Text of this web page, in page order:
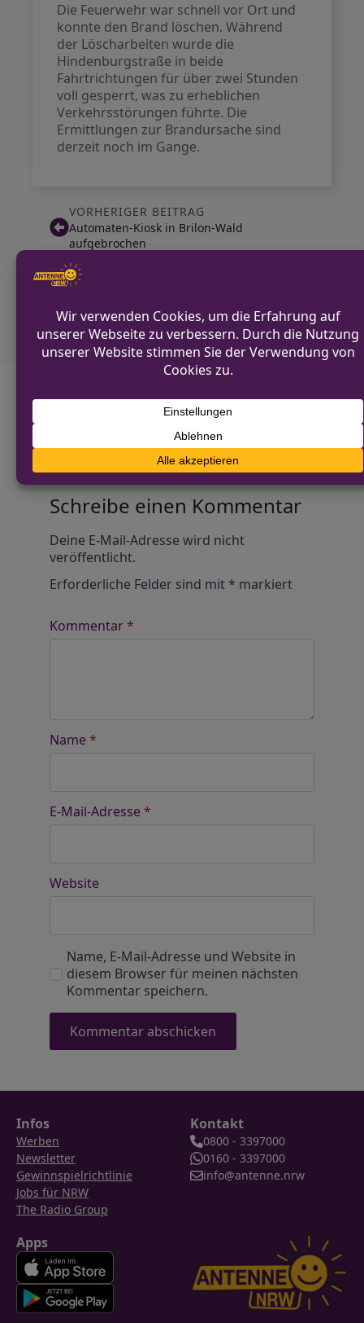
Die Feuerwehr war schnell vor Ort und
konnte den Brand löschen. Während
der Löscharbeiten wurde die
Hindenburgstraße in beide
Fahrtrichtungen für über zwei Stunden
voll gesperrt, was zu erheblichen
Verkehrsstörungen führte. Die
Ermittlungen zur Brandursache sind
derzeit noch im Gange.
VORHERIGER BEITRAG
Automaten-Kiosk in Brilon-Wald
aufgebrochen
Diskutiere mit!
Anonym und ganz ohne Anmeldezwang!
Alle Kommentare werden von unserer Redaktion im
Vorfeld geprüft.
Schreibe einen Kommentar
Deine E-Mail-Adresse wird nicht
veröffentlicht.
Erforderliche Felder sind mit * markiert
Kommentar*
Name *
E-Mail-Adresse *
Website
Name, E-Mail-Adresse und Website in
diesem Browser für meinen nächsten
Kommentar speichern.
Infos
Werben
Newsletter
Gewinnspielrichtlinie
Jobs für NRW
The Radio Group
Kontakt
0800 - 3397000
0160 - 3397000
info@antenne.nrw
Apps